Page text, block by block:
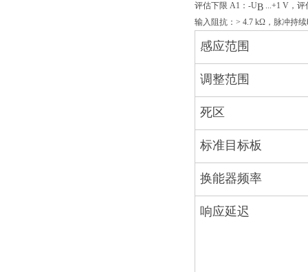
评估下限 A1：-UB ...+1 V，
输入阻抗：> 4.7 kΩ，脉冲持续
感应范围
调整范围
死区
标准目标板
换能器频率
响应延迟